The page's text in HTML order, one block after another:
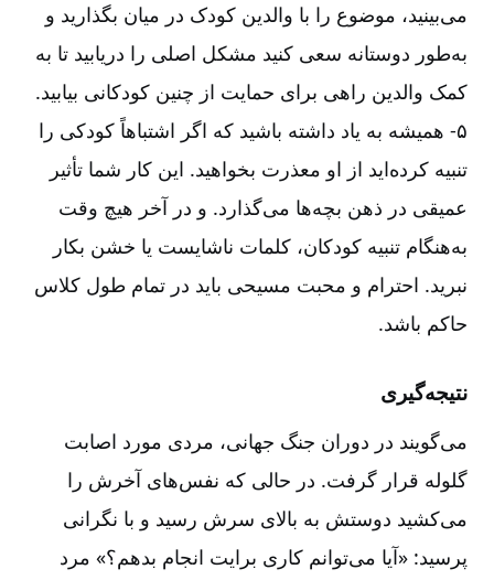
می‌بینید، موضوع را با والدین کودک در میان بگذارید و
به‌طور دوستانه سعی کنید مشکل اصلی را دریابید تا به
کمک والدین راهی برای حمایت از چنین کودکانی بیابید.
۵-‏‏‏‏ همیشه به یاد داشته باشید که اگر اشتباهاً کودکی را
تنبیه کرده‌اید از او معذرت بخواهید. این کار شما تأثیر
عمیقی در ذهن بچه‌ها می‌گذارد. و در آخر هیچ وقت
به‌هنگام تنبیه کودکان، کلمات ناشایست یا خشن بکار
نبرید. احترام و محبت مسیحی باید در تمام طول کلاس
حاکم باشد.
نتیجه‌گیری
می‌گویند در دوران جنگ جهانی، مردی مورد اصابت
گلوله قرار گرفت. در حالی که نفس‌های آخرش را
می‌کشید دوستش به بالای سرش رسید و با نگرانی
پرسید: «آیا می‌توانم کاری برایت انجام بدهم؟» مرد